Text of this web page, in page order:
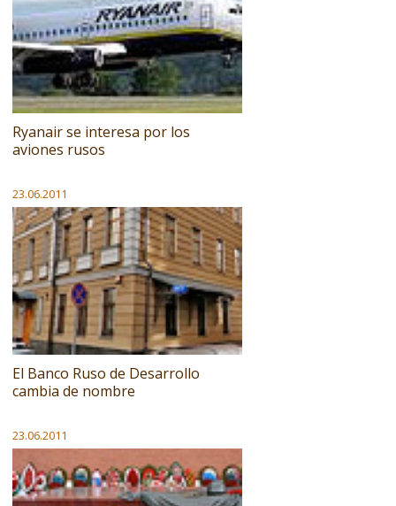
Ryanair se interesa por los
aviones rusos
23.06.2011
El Banco Ruso de Desarrollo
cambia de nombre
23.06.2011